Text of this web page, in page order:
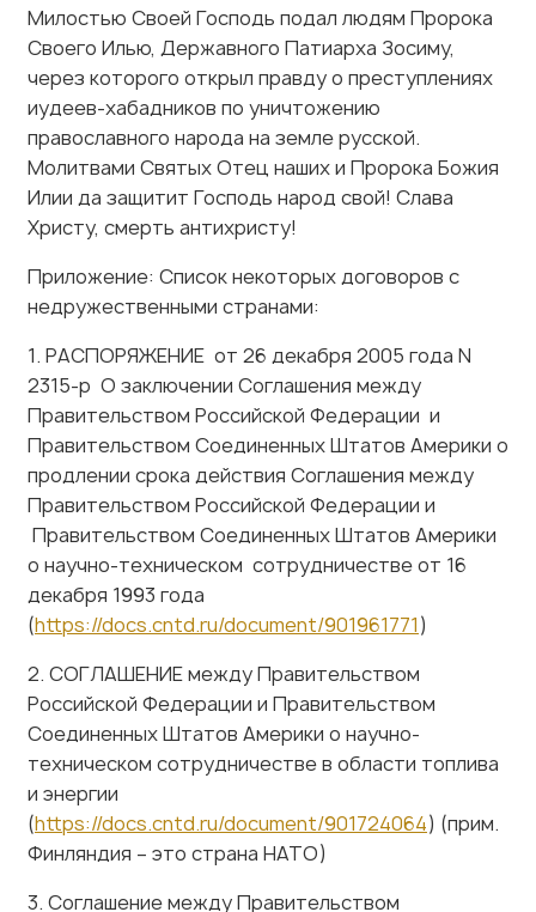
через которого открыл правду о преступлениях
иудеев-хабадников по уничтожению
православного народа на земле русской.
Молитвами Святых Отец наших и Пророка Божия
Илии да защитит Господь народ свой! Слава
Христу, смерть антихристу!
Приложение: Список некоторых договоров с
1. РАСПОРЯЖЕНИЕ от 26 декабря 2005 года N
Правительством Российской Федерации и
Правительством Соединенных Штатов Америки о
продлении срока действия Соглашения между
Правительством Российской Федерации и
Правительством Соединенных Штатов Америки
о научно-техническом сотрудничестве от 16
декабря 1993 года
(https://docs.cntd.ru/document/901961771 )
2. СОГЛАШЕНИЕ между Правительством
Соединенных Штатов Америки о научно-
техническом сотрудничестве в области топлива
и энергии
( https://docs.cntd.ru/document/901724064 ) (прим.
Финляндия – это страна НАТО)
3. Соглашение между Правительством